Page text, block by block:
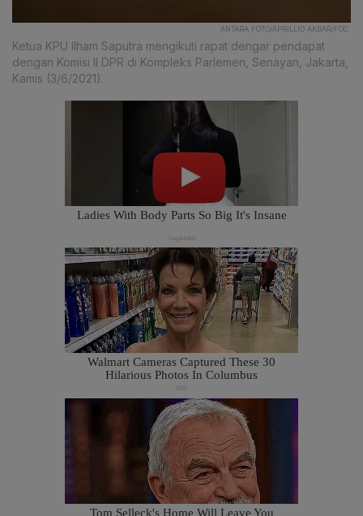
ANTARA FOTO/APRILLIO AKBAR/FOC.
Ketua KPU Ilham Saputra mengikuti rapat dengar pendapat
dengan Komisi II DPR di Kompleks Parlemen, Senayan, Jakarta,
Kamis (3/6/2021).